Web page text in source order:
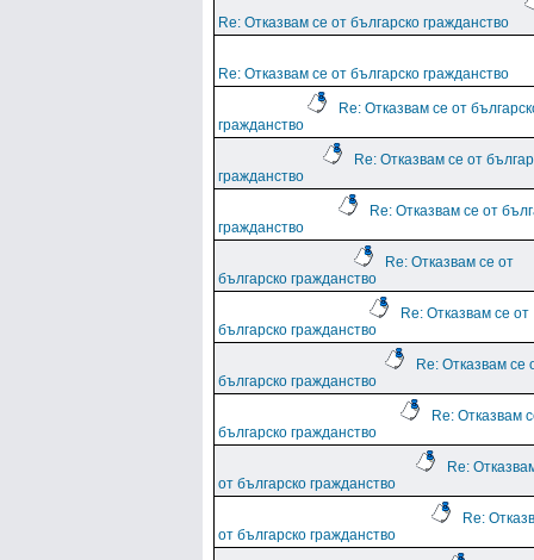
Re: Отказвам се от българско гражданство
Re: Отказвам се от българско гражданство
Re: Отказвам се от
гражданство
Re: Отказвам се от
гражданство
Re: Отказвам се от
гражданство
Re: Отказвам се от
българско гражданство
Re: Отказвам се от
българско гражданство
Re: Отказвам се
българско гражданство
Re: Отказвам
българско гражданство
Re:
от българско гражданство
Re:
от българско гражданство